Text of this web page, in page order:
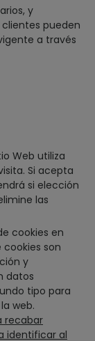
y
pueden
a través
Web utiliza
Si acepta
si elección
las
cookies en
son
y
datos
tipo para
web.
recabar
identificar al